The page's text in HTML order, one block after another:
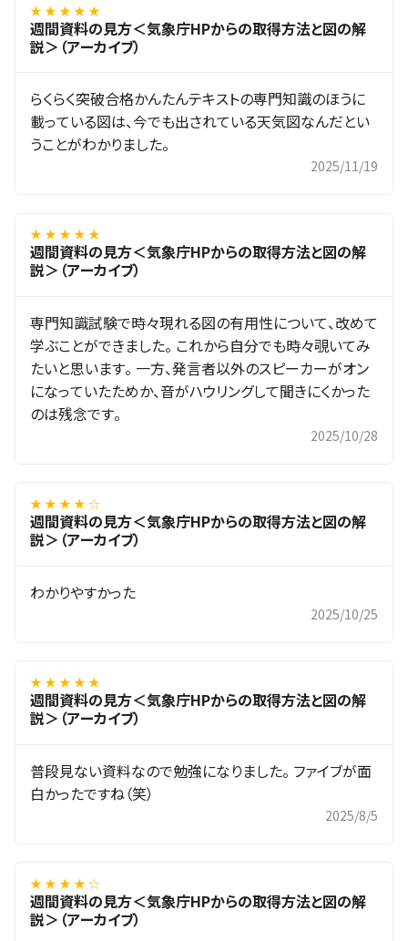
★ ★ ★ ★ ★
週間資料の見方＜気象庁HPからの取得方法と図の解
説＞（アーカイブ）
らくらく突破合格かんたんテキストの専門知識のほうに
載っている図は、今でも出されている天気図なんだとい
うことがわかりました。
2025/11/19
★ ★ ★ ★ ★
週間資料の見方＜気象庁HPからの取得方法と図の解
説＞（アーカイブ）
専門知識試験で時々現れる図の有用性について、改めて
学ぶことができました。 これから自分でも時々覗いてみ
たいと思います。 一方、発言者以外のスピーカーがオン
になっていたためか、音がハウリングして聞きにくかった
のは残念です。
2025/10/28
★ ★ ★ ★ ☆
週間資料の見方＜気象庁HPからの取得方法と図の解
説＞（アーカイブ）
わかりやすかった
2025/10/25
★ ★ ★ ★ ★
週間資料の見方＜気象庁HPからの取得方法と図の解
説＞（アーカイブ）
普段見ない資料なので勉強になりました。 ファイブが面
白かったですね（笑）
2025/8/5
★ ★ ★ ★ ☆
週間資料の見方＜気象庁HPからの取得方法と図の解
説＞（アーカイブ）